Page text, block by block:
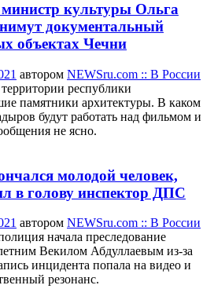
культуры Ольга
документальный
объектах Чечни
автором NEWSru.com :: В России
республики
памятники архитектуры. В каком
будут работать над фильмом и
не ясно.
молодой человек,
в голову инспектор ДПС
автором NEWSru.com :: В России
начала преследование
Векилом Абдуллаевым из-за
инцидента попала на видео и
резонанс.